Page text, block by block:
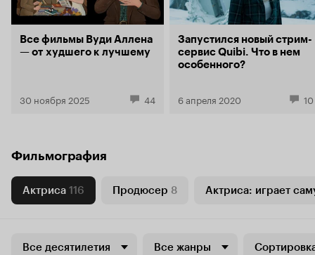
Все фильмы Вуди Аллена
— от худшего к лучшему
30 ноября 2025 44
Запустился новый стрим-
сервис Quibi. Что в нем
особенного?
6 апреля 2020 10
Фильмография
Актриса 116 Продюсер 8 Актриса: играет
Все десятилетия Все жанры